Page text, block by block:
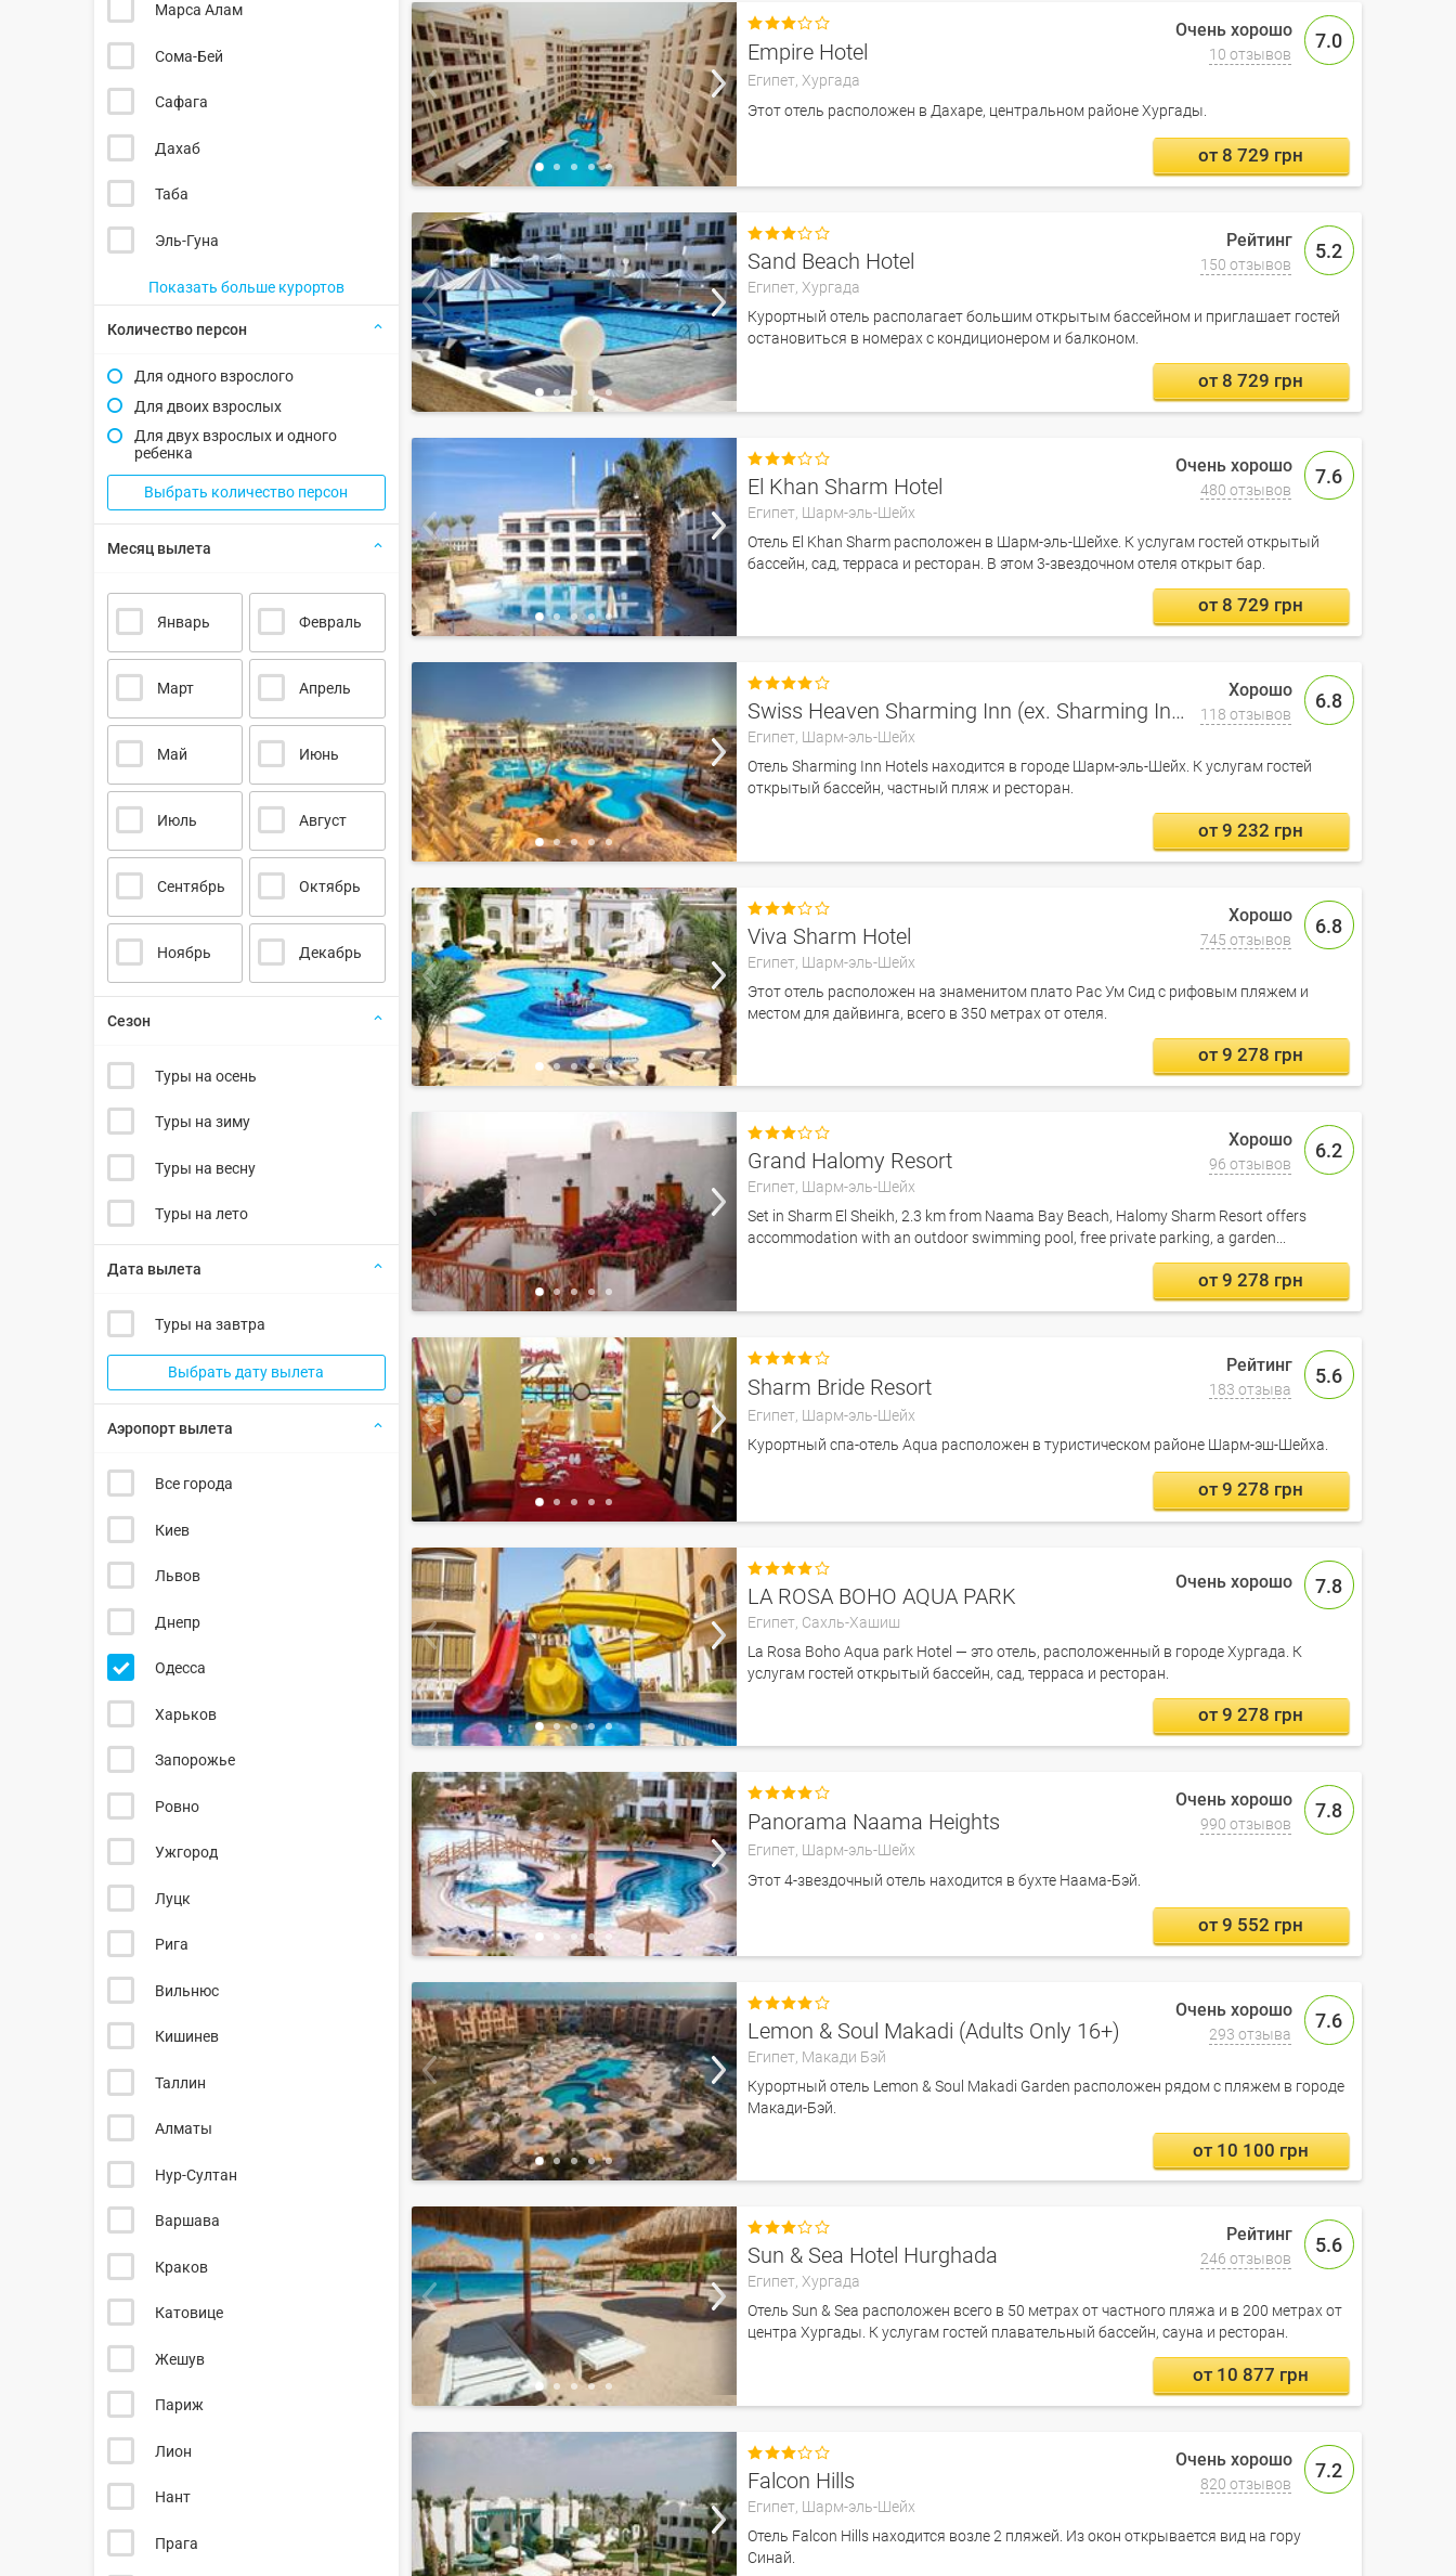
Марса Алам
Сома-Бей
Сафага
Дахаб
Таба
Эль-Гуна
Показать больше курортов
Количество персон
Для одного взрослого
Для двоих взрослых
Для двух взрослых и одного
ребенка
Выбрать количество персон
Месяц вылета
Январь Февраль
Март Апрель
Май Июнь
Июль Август
Сентябрь Октябрь
Ноябрь Декабрь
Сезон
Туры на осень
Туры на зиму
Туры на весну
Туры на лето
Дата вылета
Туры на завтра
Выбрать дату вылета
Аэропорт вылета
Все города
Киев
Львов
Днепр
Одесса
Харьков
Запорожье
Ровно
Ужгород
Луцк
Рига
Вильнюс
Кишинев
Таллин
Алматы
Нур-Султан
Варшава
Краков
Катовице
Жешув
Париж
Лион
Нант
Прага
7.0
10 отзывов

Empire Hotel
Египет,Хургада
Этот отель расположен в Дахаре, центральном районе Хургады.
от 8 729 грн
5.2
150 отзывов

Sand Beach Hotel
Египет, Хургада
Курортный отель располагает большим открытым бассейном и приглашает гостей
остановиться в номерах с кондиционером и балконом.
от 8 729 грн
7.6
480 отзывов

El Khan Sharm Hotel
Египет, Шарм-эль-Шейх
Отель El Khan Sharm расположен в Шарм-эль-Шейхе. К услугам гостей открытый
бассейн, сад, терраса и ресторан. В этом 3-звездочном отеля открыт бар.
от 8 729 грн
6.8
118 отзывов

Swiss Heaven Sharming Inn (ex. Sharming Inn Hotel)
Египет, Шарм-эль-Шейх
Отель Sharming Inn Hotels находится в городе Шарм-эль-Шейх. К услугам гостей
открытый бассейн, частный пляж и ресторан.
от 9 232 грн
6.8
745 отзывов

Viva Sharm Hotel
Египет, Шарм-эль-Шейх
Этот отель расположен на знаменитом плато Рас Ум Сид с рифовым пляжем и
местом для дайвинга, всего в 350 метрах от отеля.
от 9 278 грн
6.2
96 отзывов

Grand Halomy Resort
Египет, Шарм-эль-Шейх
Set in Sharm El Sheikh, 2.3 km from Naama Bay Beach, Halomy Sharm Resort offers
accommodation with an outdoor swimming pool, free private parking, a garden...
от 9 278 грн
5.6
183 отзыва

Sharm Bride Resort
Египет, Шарм-эль-Шейх
Курортный спа-отель Aqua расположен в туристическом районе Шарм-эш-Шейха.
от 9 278 грн
7.8

LA ROSA BOHO AQUA PARK
Египет, Сахль-Хашиш
La Rosa Boho Aqua park Hotel — это отель, расположенный в городе Хургада. К
услугам гостей открытый бассейн, сад, терраса и ресторан.
от 9 278 грн
7.8
990 отзывов

Panorama Naama Heights
Египет, Шарм-эль-Шейх
Этот 4-звездочный отель находится в бухте Наама-Бэй.
от 9 552 грн
7.6
293 отзыва

Lemon & Soul Makadi (Adults Only 16+)
Египет, Макади Бэй
Курортный отель Lemon & Soul Makadi Garden расположен рядом с пляжем в городе
Макади-Бэй.
от 10 100 грн
5.6
246 отзывов

Sun & Sea Hotel Hurghada
Египет,Хургада
Отель Sun & Sea расположен всего в 50 метрах от частного пляжа и в 200 метрах от
центра Хургады. К услугам гостей плавательный бассейн, сауна и ресторан.
от 10 877 грн
7.2
820 отзывов

Falcon Hills
Египет, Шарм-эль-Шейх
Отель Falcon Hills находится возле 2 пляжей. Из окон открывается вид на гору
Синай.